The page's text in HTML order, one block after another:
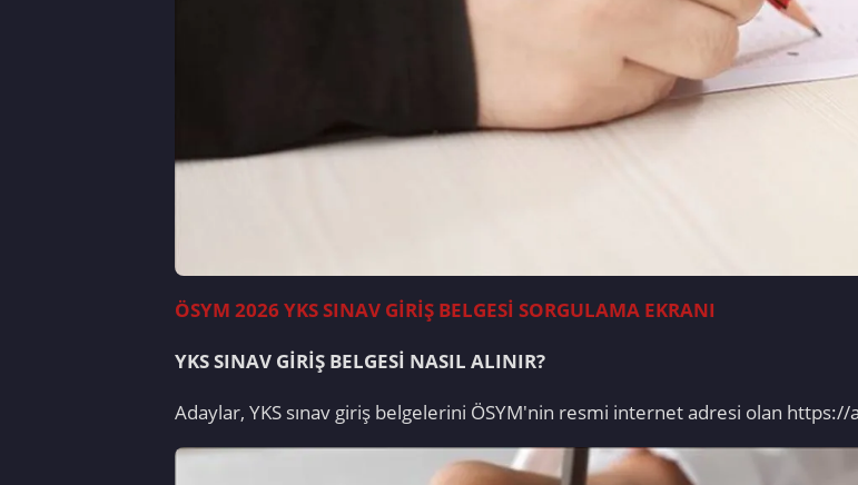
ÖSYM 2026 YKS SINAV GİRİŞ BELGESİ SORGULAMA EKRANI
YKS SINAV GİRİŞ BELGESİ NASIL ALINIR?
Adaylar, YKS sınav giriş belgelerini ÖSYM'nin resmi internet adresi olan